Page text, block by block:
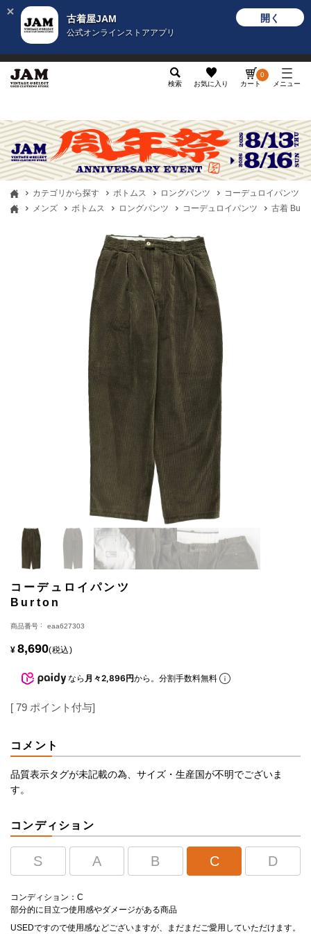
古着屋JAM
公式オンラインストアアプリ
開く
検索 お気に入り カート
0
メニュー
カテゴリから探す ボトムス ロングパンツ
コーデュロイパンツ
メンズ
ボトムス ロングパンツ コーデュロイパンツ 古着
コーデュロイパンツ
Burton
商品番号 eaa627303
¥ 8,690 税込
なら 月々2,896円から。分割手数料無料
[ 79 ポイント付与]
コメント
品質表示タグが未記載の為、サイズ・生産国が不明でございま
す。
コンディション
S A B C D
コンディション：C
部分的に目立つ使用感やダメージがある商品
USEDですので使用感などございますが、まだまだご愛用していただけます。